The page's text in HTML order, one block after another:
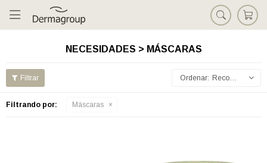

NECESIDADES > MÁSCARAS
Recomendados
Filtrando por: Máscaras